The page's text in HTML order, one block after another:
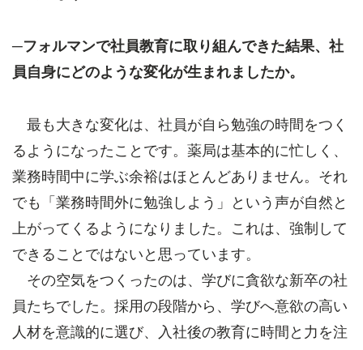
─フォルマンで社員教育に取り組んできた結果、社
員自身にどのような変化が生まれましたか。
最も大きな変化は、社員が自ら勉強の時間をつく
るようになったことです。薬局は基本的に忙しく、
業務時間中に学ぶ余裕はほとんどありません。それ
でも「業務時間外に勉強しよう」という声が自然と
上がってくるようになりました。これは、強制して
できることではないと思っています。
その空気をつくったのは、学びに貪欲な新卒の社
員たちでした。採用の段階から、学びへ意欲の高い
人材を意識的に選び、入社後の教育に時間と力を注